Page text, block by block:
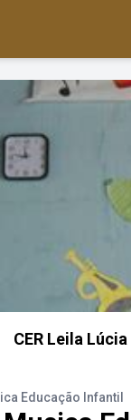
CER Leila
Educação Infantil